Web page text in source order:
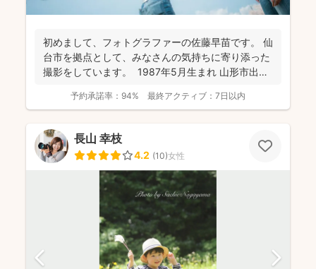
初めまして、フォトグラファーの佐藤早苗です。 仙
台市を拠点として、みなさんの気持ちに寄り添った
撮影をしています。 1987年5月生まれ 山形市出
予約承諾率： 94% 最終アクティブ： 7日以内
長山 幸枝
4.2 (10)女性